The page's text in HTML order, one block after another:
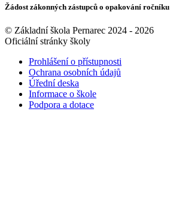
Žádost zákonných zástupců o opakování ročníku
© Základní škola Pernarec 2024 - 2026
Oficiální stránky školy
Prohlášení o přístupnosti
Ochrana osobních údajů
Úřední deska
Informace o škole
Podpora a dotace